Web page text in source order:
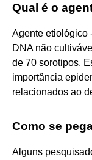
Qual é o
Agente etiológico
DNA não
de 70 sorotipos.
importância
relacionados ao
Como se
Alguns